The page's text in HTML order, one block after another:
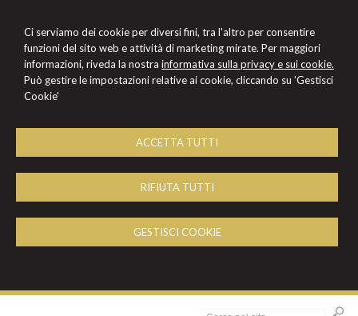
Ci serviamo dei cookie per diversi fini, tra l'altro per consentire
funzioni del sito web e attività di marketing mirate. Per maggiori
informazioni, riveda la nostra informativa sulla privacy e sui cookie.
Può gestire le impostazioni relative ai cookie, cliccando su 'Gestisci
Cookie'
ACCETTA TUTTI
RIFIUTA TUTTI
GESTISCI COOKIE